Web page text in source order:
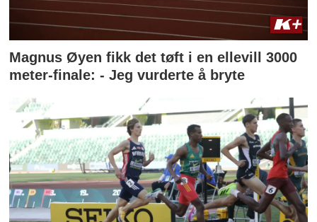
Magnus Øyen fikk det tøft i en ellevill 3000
meter-finale: - Jeg vurderte å bryte